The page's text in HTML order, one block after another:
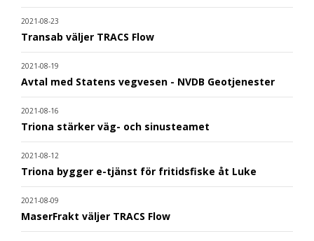
2021-08-23
Transab väljer TRACS Flow
2021-08-19
Avtal med Statens vegvesen - NVDB Geotjenester
2021-08-16
Triona stärker väg- och sinusteamet
2021-08-12
Triona bygger e-tjänst för fritidsfiske åt Luke
2021-08-09
MaserFrakt väljer TRACS Flow